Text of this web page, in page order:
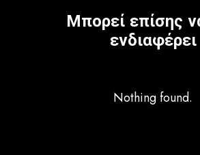
Μπορεί επίσης
ενδιαφέρει
Nothing found.